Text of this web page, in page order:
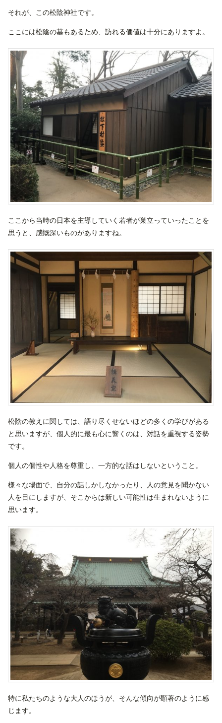
それが、この松陰神社です。
ここには松陰の墓もあるため、訪れる価値は十分にありますよ。
ここから当時の日本を主導していく若者が巣立っていったことを
思うと、感慨深いものがありますね。
松陰の教えに関しては、語り尽くせないほどの多くの学びがある
と思いますが、個人的に最も心に響くのは、対話を重視する姿勢
です。
個人の個性や人格を尊重し、一方的な話はしないということ。
様々な場面で、自分の話しかしなかったり、人の意見を聞かない
人を目にしますが、そこからは新しい可能性は生まれないように
思います。
特に私たちのような大人のほうが、そんな傾向が顕著のように感
じます。